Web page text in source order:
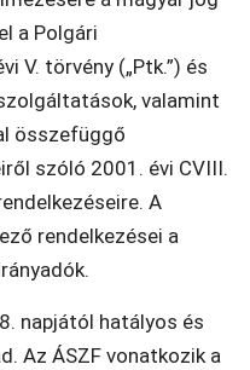
a Polgári
V. törvény („Ptk.”) és
valamint
összefüggő
szóló 2001. évi CVIII.
A
rendelkezései a
napjától hatályos és
Az ÁSZF vonatkozik a